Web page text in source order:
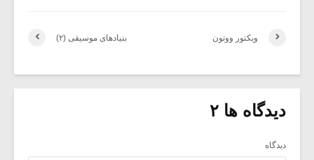
بنیادهای موسیقی (۲) ویکتور ووتون
دیدگاه ها ۲
دیدگاه